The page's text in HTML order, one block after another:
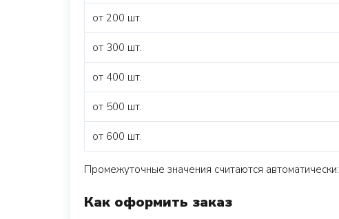
от 200 шт.
от 300 шт.
от 400 шт.
от 500 шт.
от 600 шт.
Промежуточные значения считаются
Как оформить заказ